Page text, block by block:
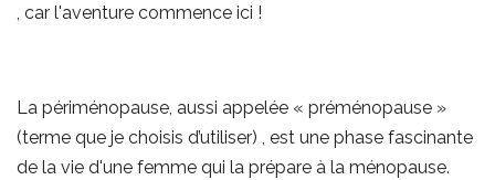
, car l'aventure commence ici !
La périménopause, aussi appelée « préménopause »
(terme que je choisis d’utiliser) , est une phase fascinante
de la vie d'une femme qui la prépare à la ménopause.